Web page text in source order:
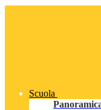
Scuola